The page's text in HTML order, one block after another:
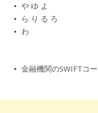
や ゆ よ
ら り る ろ
わ
金融機関のSWIFTコ